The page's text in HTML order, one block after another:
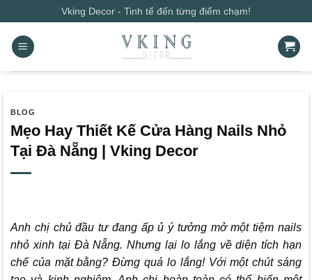
qua
nội
dung
Vking Decor - Tinh tế đến từng điểm chạm!
BLOG
Mẹo Hay Thiết Kế Cửa Hàng Nails Nhỏ
Tại Đà Nẵng | Vking Decor
Anh chị chủ đầu tư đang ấp ủ ý tưởng mở một tiệm nails
nhỏ xinh tại Đà Nẵng. Nhưng lại lo lắng về diện tích hạn
chế của mặt bằng? Đừng quá lo lắng! Với một chút sáng